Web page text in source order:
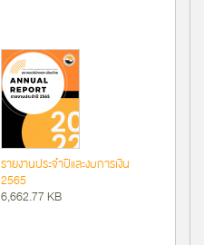
รายงานประจำปีและงบการเงิน
2565
6,662.77 KB